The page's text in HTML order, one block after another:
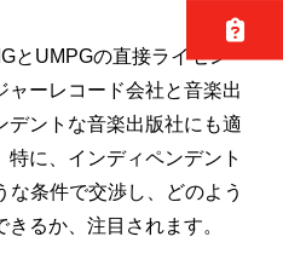
とUMPGの直接ライセン
ャーレコード会社と音楽出
デントな音楽出版社にも適
に、インディペンデント
な条件で交渉し、どのよう
るか、注目されます。